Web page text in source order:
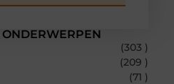
(303 )
(209 )
(71 )